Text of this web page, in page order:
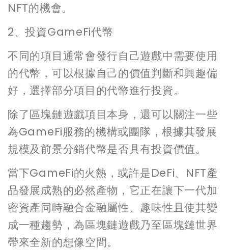
NFT的機會。
2、投資GameFi代幣
不同的項目通常會發行自己遊戲中需要使用
的代幣，可以根據自己的價值判斷和興趣偏
好，選擇部分項目的代幣進行投資。
除了區塊鏈遊戲項目本身，還可以關注一些
為GameFi服務的機構或團隊，根據其發展
規模及前景分銷代幣是否具有投資價值。
當下GameFi的火熱，或許是DeFi、NFT產
品發展成熟的必然產物，它正在讓下一代加
密資產同時融合金融屬性、趣味性且使其變
成一種趨勢，為區塊鏈遊戲乃至區塊鏈世界
帶來全新的想像空間。